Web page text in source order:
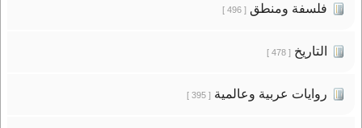
فلسفة ومنطق[ 496 ]
التاريخ[ 478 ]
روايات عربية وعالمية[ 395 ]